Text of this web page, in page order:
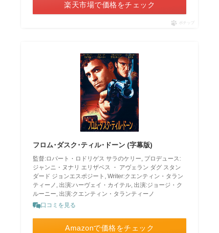
楽天市場で価格をチェック
ポチップ
フロム･ダスク･ティル･ドーン (字幕版)
監督:ロバート・ロドリゲス サラのケリー, プロデュース:
ジャンニ・ヌナリ エリザベス ・ アヴェラン ダグ スタン
ダード ジョンエスポジート, Writer:クエンティン・タラン
ティーノ, 出演:ハーヴェイ・カイテル, 出演:ジョージ・ク
ルーニー, 出演:クエンティン・タランティーノ
口コミを見る
Amazonで価格をチェック